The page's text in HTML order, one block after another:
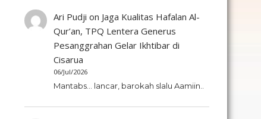
Ari Pudji on Jaga Kualitas Hafalan Al-
Qur’an, TPQ Lentera Generus
Pesanggrahan Gelar Ikhtibar di
Cisarua
06/Jul/2026
Mantabs... lancar, barokah slalu Aamiin..